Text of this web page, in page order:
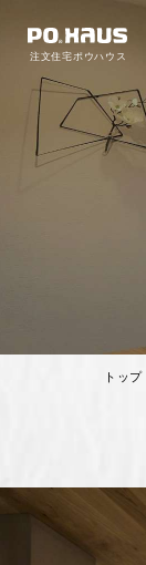
注文住宅ポウハウス
トップ